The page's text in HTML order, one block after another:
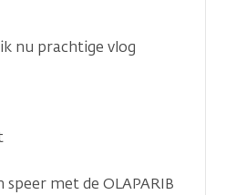
nu prachtige vlog
speer met de OLAPARIB